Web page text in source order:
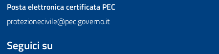
Posta elettronica certificata PEC
protezionecivile@pec.governo.it
Seguici su